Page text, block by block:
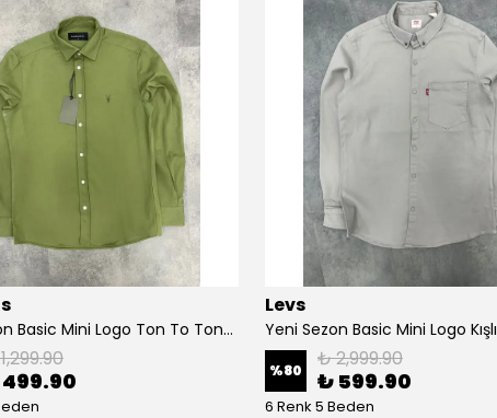
Yeni Sezon Basic Mini Logo Ton To Tone Gabardin Gömlek
Levs
%80 ₺ 2,999.90
₺ 599.90
6 Renk 5 Beden